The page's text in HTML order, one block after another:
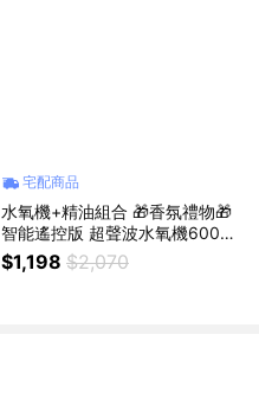
宅配商品
水氧機+精油組合 🎁香氛禮物🎁
智能遙控版 超聲波水氧機600M
L+hoi x 日京山風-香氛水氧機精
油20ml 三入組🎁 生日禮物
$1,198 $2,070